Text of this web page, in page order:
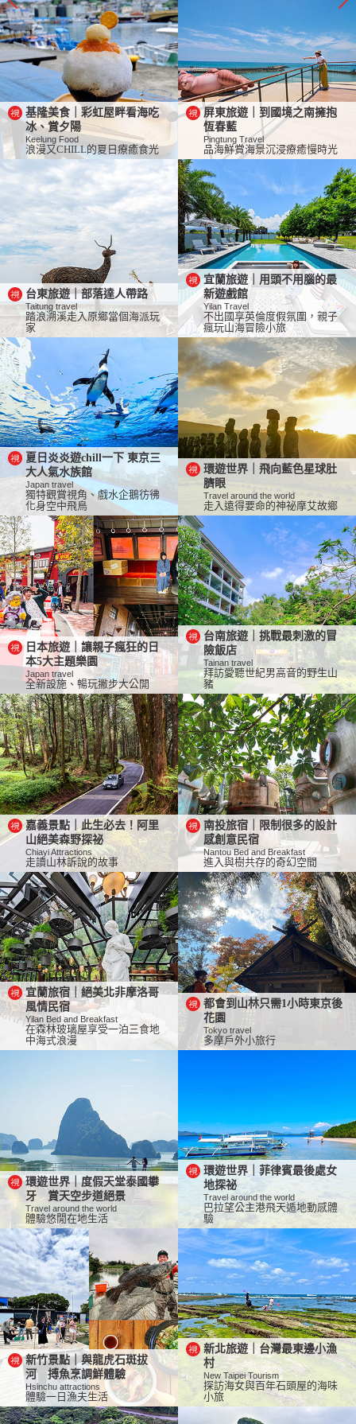
基隆美食｜彩虹屋畔看海吃
冰、賞夕陽
Keelung Food
浪漫又CHILL的夏日療癒食光
屏東旅遊｜到國境之南擁抱
恆春藍
Pingtung Travel
品海鮮賞海景沉浸療癒慢時光
台東旅遊｜部落達人帶路
Taitung travel
踏浪溯溪走入原鄉當個海派玩
家
宜蘭旅遊｜用頭不用腦的最
新遊戲館
Yilan Travel
不出國享英倫度假氛圍，親子
瘋玩山海冒險小旅
夏日炎炎遊chill一下 東京三
大人氣水族館
Japan travel
獨特觀賞視角、戲水企鵝彷彿
化身空中飛鳥
環遊世界｜飛向藍色星球肚
臍眼
Travel around the world
走入遠得要命的神祕摩艾故鄉
日本旅遊｜讓親子瘋狂的日
本5大主題樂園
Japan travel
全新設施、暢玩撇步大公開
台南旅遊｜挑戰最刺激的冒
險飯店
Tainan travel
拜訪愛聽世紀男高音的野生山
豬
嘉義景點｜此生必去！阿里
山絕美森野探祕
Chiayi Attractions
走讀山林訴說的故事
南投旅宿｜限制很多的設計
感創意民宿
Nantou Bed and Breakfast
進入與樹共存的奇幻空間
宜蘭旅宿｜絕美北非摩洛哥
風情民宿
Yilan Bed and Breakfast
在森林玻璃屋享受一泊三食地
中海式浪漫
都會到山林只需1小時東京後
花園
Tokyo travel
多摩戶外小旅行
環遊世界｜度假天堂泰國攀
牙 賞天空步道絕景
Travel around the world
體驗悠閒在地生活
環遊世界｜菲律賓最後處女
地探祕
Travel around the world
巴拉望公主港飛天遁地動感體
驗
新竹景點｜與龍虎石斑拔
河 搏魚烹調鮮體驗
Hsinchu attractions
體驗一日漁夫生活
新北旅遊｜台灣最東邊小漁
村
New Taipei Tourism
探訪海女與百年石頭屋的海味
小旅